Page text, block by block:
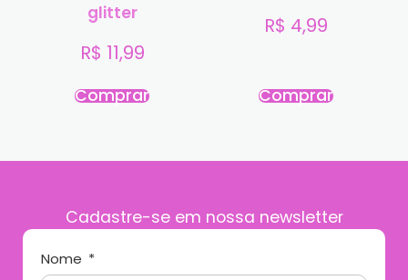
glitter
R$ 11,99
Comprar
R$ 4,99
Comprar
Cadastre-se em nossa newsletter
Nome